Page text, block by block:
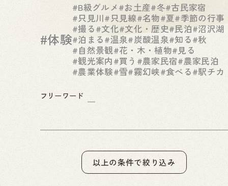
#体験
#B級グルメ #お土産#冬#古民家宿
#只見川#只見線#名物#夏#季節の行事
#撮る#文化#文化・歴史#民泊#沼沢湖
#泊まる#温泉#炭酸温泉#知る#秋
#自然景観#花・木・植物#見る
#観光案内#買う #農家民宿#農家民泊
#農業体験#雪#霧幻峡#食べる#駅チカ
フリーワード
以上の条件で絞り込み